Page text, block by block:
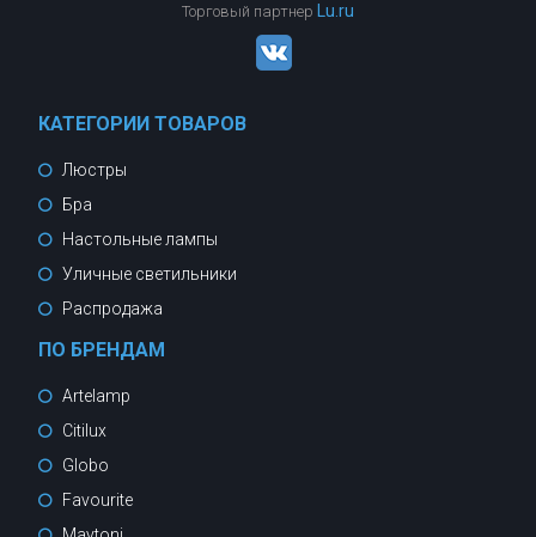
Торговый партнер Lu.ru
КАТЕГОРИИ ТОВАРОВ
Люстры
Бра
Настольные лампы
Уличные светильники
Распродажа
ПО БРЕНДАМ
Artelamp
Citilux
Globo
Favourite